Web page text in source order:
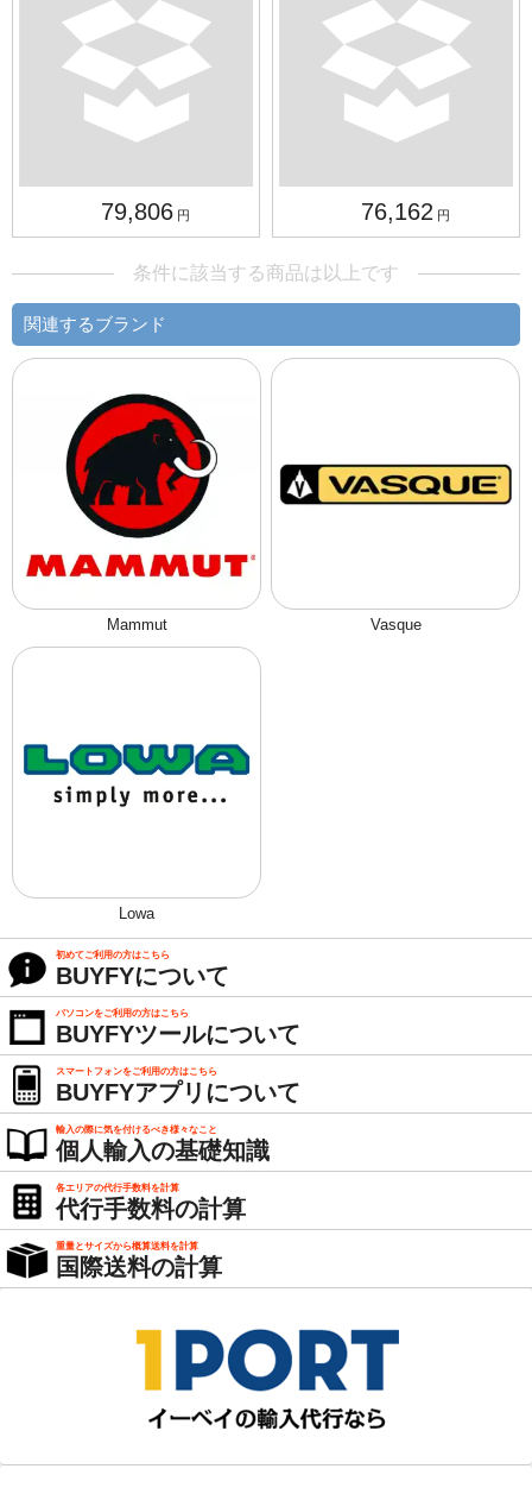
79,806 円 76,162 円
条件に該当する商品は以上です
関連するブランド
Mammut Vasque
Lowa
初めてご利用の方はこちら
BUYFYについて
パソコンをご利用の方はこちら
BUYFYツールについて
スマートフォンをご利用の方はこちら
BUYFYアプリについて
輸入の際に気を付けるべき様々なこと
個人輸入の基礎知識
各エリアの代行手数料を計算
代行手数料の計算
重量とサイズから概算送料を計算
国際送料の計算